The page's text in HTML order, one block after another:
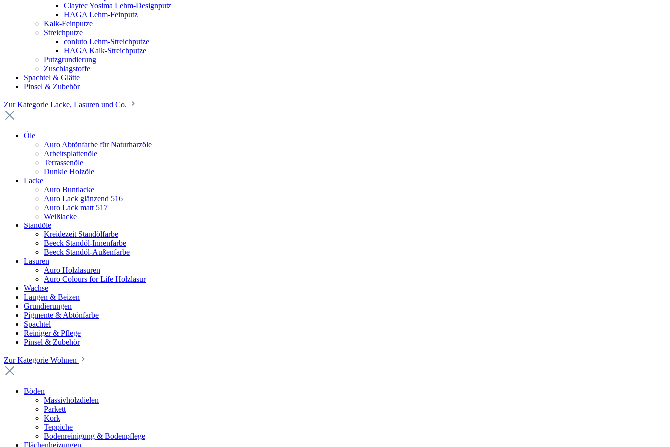
Claytec Yosima Lehm-Designputz
HAGA Lehm-Feinputz
Kalk-Feinputze
Streichputze
conluto Lehm-Streichputze
HAGA Kalk-Streichputze
Putzgrundierung
Zuschlagstoffe
Spachtel & Glätte
Pinsel & Zubehör
Zur Kategorie Lacke, Lasuren und Co.
Öle
Auro Abtönfarbe für Naturharzöle
Arbeitsplattenöle
Terrassenöle
Dunkle Holzöle
Lacke
Auro Buntlacke
Auro Lack glänzend 516
Auro Lack matt 517
Weißlacke
Standöle
Kreidezeit Standölfarbe
Beeck Standöl-Innenfarbe
Beeck Standöl-Außenfarbe
Lasuren
Auro Holzlasuren
Auro Colours for Life Holzlasur
Wachse
Laugen & Beizen
Grundierungen
Pigmente & Abtönfarbe
Spachtel
Reiniger & Pflege
Pinsel & Zubehör
Zur Kategorie Wohnen
Böden
Massivholzdielen
Parkett
Kork
Teppiche
Bodenreinigung & Bodenpflege
Flächenheizungen